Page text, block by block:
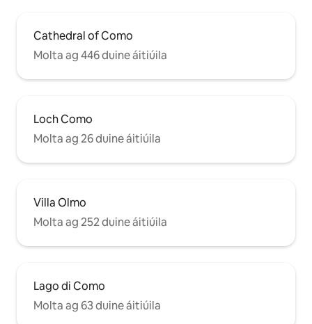
Cathedral of Como
Molta ag 446 duine áitiúila
Loch Como
Molta ag 26 duine áitiúila
Villa Olmo
Molta ag 252 duine áitiúila
Lago di Como
Molta ag 63 duine áitiúila